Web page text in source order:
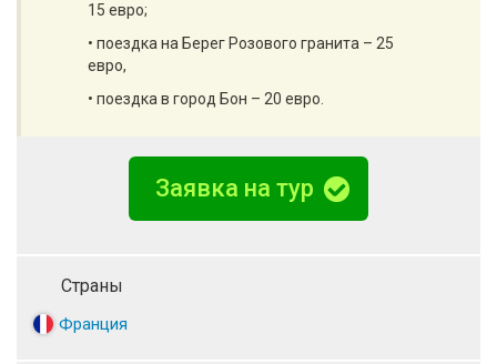
15 евро;
• поездка на Берег Розового гранита – 25
евро,
• поездка в город Бон – 20 евро.
Заявка на тур
Страны
Франция